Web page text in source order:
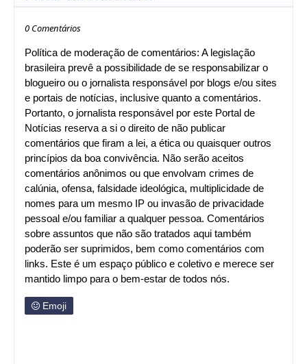
0 Comentários
Política de moderação de comentários: A legislação
brasileira prevê a possibilidade de se responsabilizar o
blogueiro ou o jornalista responsável por blogs e/ou sites
e portais de notícias, inclusive quanto a comentários.
Portanto, o jornalista responsável por este Portal de
Notícias reserva a si o direito de não publicar
comentários que firam a lei, a ética ou quaisquer outros
princípios da boa convivência. Não serão aceitos
comentários anônimos ou que envolvam crimes de
calúnia, ofensa, falsidade ideológica, multiplicidade de
nomes para um mesmo IP ou invasão de privacidade
pessoal e/ou familiar a qualquer pessoa. Comentários
sobre assuntos que não são tratados aqui também
poderão ser suprimidos, bem como comentários com
links. Este é um espaço público e coletivo e merece ser
mantido limpo para o bem-estar de todos nós.
Emoji